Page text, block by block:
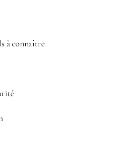
à connaître